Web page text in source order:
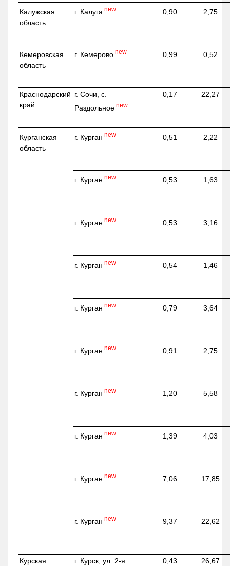
Калужская
область
г. Калуга new 0,90 2,75
Кемеровская
область
г. Кемерово new 0,99 0,52
Краснодарский
край
г. Сочи, с.
Раздольное new
0,17 22,27
Курганская
область
г. Курган new 0,51 2,22
г. Курган new 0,53 1,63
г. Курган new 0,53 3,16
г. Курган new 0,54 1,46
г. Курган new 0,79 3,64
г. Курган new 0,91 2,75
г. Курган new 1,20 5,58
г. Курган new 1,39 4,03
г. Курган new 7,06 17,85
г. Курган new 9,37 22,62
Курская
г. Курск, ул. 2-я
0,43 26,67